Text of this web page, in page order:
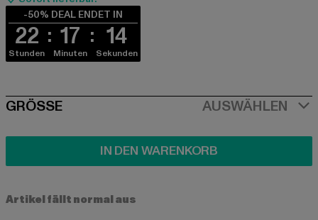
-50% DEAL ENDET IN
22
Stunden
17
Minuten
14
Sekunden
SIZE
GRÖSSE AUSWÄHLEN
IN DEN WARENKORB
Artikel fällt normal aus